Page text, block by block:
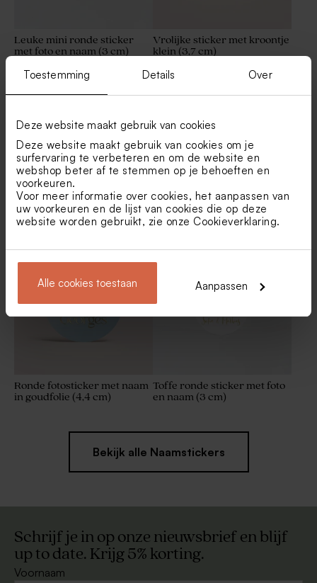
Toestemming Details Over
Deze website maakt gebruik van cookies
Deze website maakt gebruik van cookies om je
surfervaring te verbeteren en om de website en
webshop beter af te stemmen op je behoeften en
voorkeuren.
Voor meer informatie over cookies, het aanpassen van
uw voorkeuren en de lijst van cookies die op deze
website worden gebruikt, zie onze Cookieverklaring.
Alle cookies toestaan Aanpassen
Leuke mini ronde sticker
met foto en naam (3 cm)
Vrolijke sticker met kroontje
klein (3,7 cm)
Leuke naamsticker dino (4,4
cm)
Trendy naamsticker met
kleurrijke streepjes (4,4 cm)
Ronde fotosticker met naam
in goudfolie (4,4 cm)
Toffe ronde sticker met foto
en naam (3 cm)
Bekijk alle Naamstickers
Schrijf je in op onze nieuwsbrief en blijf
up to date. Krijg 5% korting.
Voornaam